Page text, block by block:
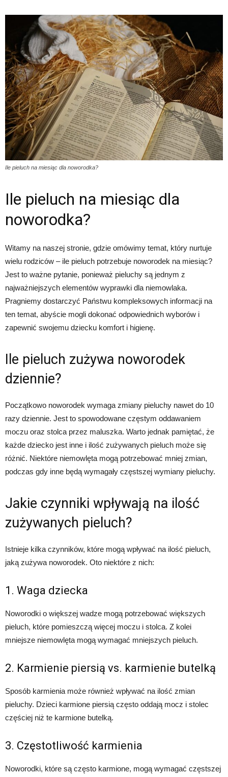
Ile pieluch na miesiąc dla noworodka?
Ile pieluch na miesiąc dla
noworodka?
Witamy na naszej stronie, gdzie omówimy temat, który nurtuje
wielu rodziców – ile pieluch potrzebuje noworodek na miesiąc?
Jest to ważne pytanie, ponieważ pieluchy są jednym z
najważniejszych elementów wyprawki dla niemowlaka.
Pragniemy dostarczyć Państwu kompleksowych informacji na
ten temat, abyście mogli dokonać odpowiednich wyborów i
zapewnić swojemu dziecku komfort i higienę.
Ile pieluch zużywa noworodek
dziennie?
Początkowo noworodek wymaga zmiany pieluchy nawet do 10
razy dziennie. Jest to spowodowane częstym oddawaniem
moczu oraz stolca przez maluszka. Warto jednak pamiętać, że
każde dziecko jest inne i ilość zużywanych pieluch może się
różnić. Niektóre niemowlęta mogą potrzebować mniej zmian,
podczas gdy inne będą wymagały częstszej wymiany pieluchy.
Jakie czynniki wpływają na ilość
zużywanych pieluch?
Istnieje kilka czynników, które mogą wpływać na ilość pieluch,
jaką zużywa noworodek. Oto niektóre z nich:
1. Waga dziecka
Noworodki o większej wadze mogą potrzebować większych
pieluch, które pomieszczą więcej moczu i stolca. Z kolei
mniejsze niemowlęta mogą wymagać mniejszych pieluch.
2. Karmienie piersią vs. karmienie butelką
Sposób karmienia może również wpływać na ilość zmian
pieluchy. Dzieci karmione piersią często oddają mocz i stolec
częściej niż te karmione butelką.
3. Częstotliwość karmienia
Noworodki, które są często karmione, mogą wymagać częstszej